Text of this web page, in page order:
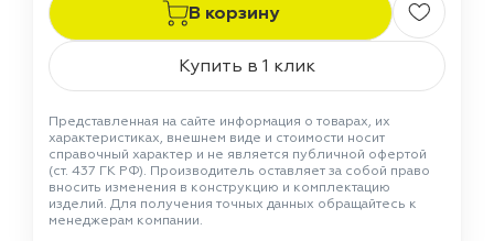
В корзину
Купить в 1 клик
Представленная на сайте информация о товарах, их
характеристиках, внешнем виде и стоимости носит
справочный характер и не является публичной офертой
(ст. 437 ГК РФ). Производитель оставляет за собой право
вносить изменения в конструкцию и комплектацию
изделий. Для получения точных данных обращайтесь к
менеджерам компании.